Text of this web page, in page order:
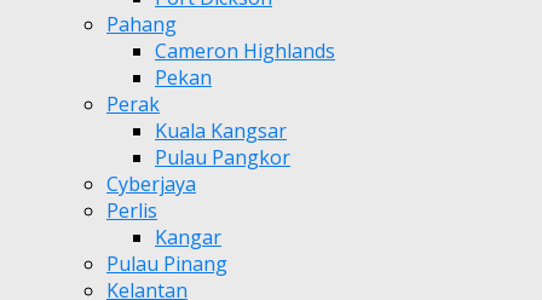
Pahang
Cameron Highlands
Pekan
Perak
Kuala Kangsar
Pulau Pangkor
Cyberjaya
Perlis
Kangar
Pulau Pinang
Kelantan